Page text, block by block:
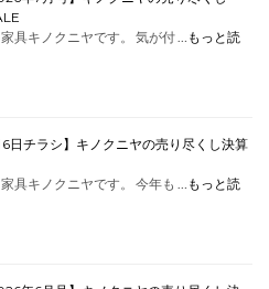
具キノクニヤです。 気が付 …
もっと読
6日チラシ】キノクニヤの売り尽くし決算
具キノクニヤです。 今年も …
もっと読